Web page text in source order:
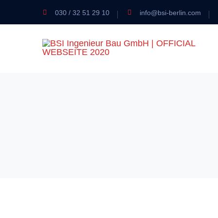
030 / 32 51 29 10 info@bsi-berlin.com